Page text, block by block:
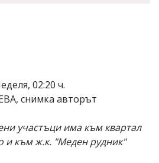
02:20 ч.
снимка авторът
участъци има към квартал
и към ж.к. "Меден рудник"